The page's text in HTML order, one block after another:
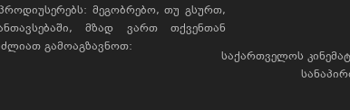
მეგობრებო, თუ გსურთ,
მზად ვართ თქვენთან
გამოაგზავნოთ:
საქართველოს